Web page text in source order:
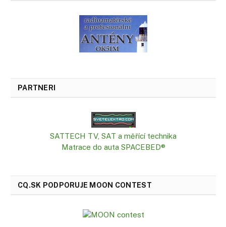
PARTNERI
SATTECH TV, SAT a měřící technika
Matrace do auta SPACEBED®
CQ.SK PODPORUJE MOON CONTEST